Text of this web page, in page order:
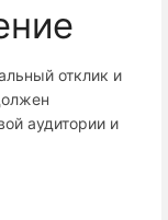
отклик и
аудитории и